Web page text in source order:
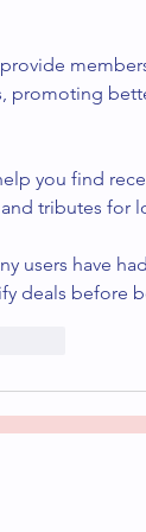
provide
promoting
you find
tributes for
users have
deals before